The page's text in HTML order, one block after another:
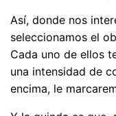
Así, donde nos
seleccionamos el
Cada uno de ellos
una intensidad de
encima, le